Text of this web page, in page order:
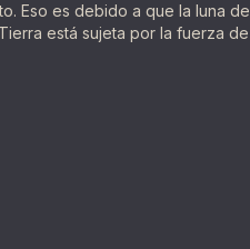
Eso es debido a que la luna de
está sujeta por la fuerza de